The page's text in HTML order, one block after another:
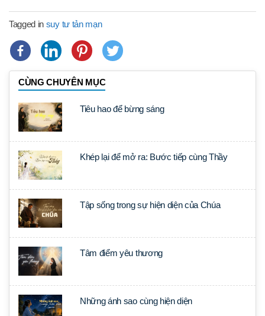
Tagged in suy tư tản mạn
CÙNG CHUYÊN MỤC
Tiêu hao để bừng sáng
Khép lại để mở ra: Bước tiếp cùng Thầy
Tập sống trong sự hiện diện của Chúa
Tâm điểm yêu thương
Những ánh sao cùng hiện diện